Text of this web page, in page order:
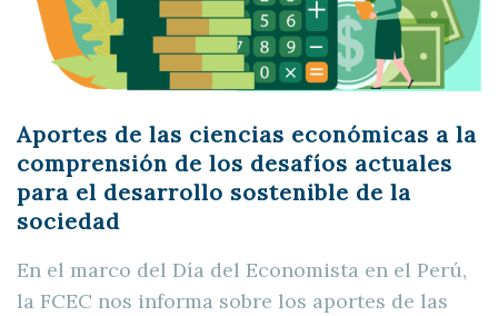
Aportes de las ciencias económicas a la
comprensión de los desafíos actuales
para el desarrollo sostenible de la
sociedad
En el marco del Día del Economista en el Perú,
la FCEC nos informa sobre los aportes de las